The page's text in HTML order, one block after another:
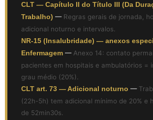
CLT — Capítulo II do Título III (Da
Trabalho) — Regras gerais de jornada,
adicional noturno e intervalos.
NR-15 (Insalubridade) — anexos
Enfermagem —Anexo 14: contato
pacientes em hospitais e ambulatórios =
grau médio (20%).
CLT art. 73 — Adicional noturno —
(22h-5h) tem adicional mínimo de 20% e
de 52min30s.